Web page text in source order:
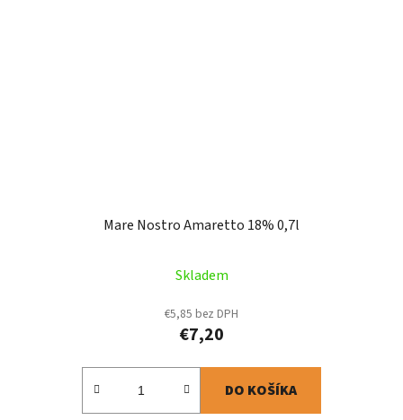
Mare Nostro Amaretto 18% 0,7l
Skladem
€5,85 bez DPH
€7,20
DO KOŠÍKA